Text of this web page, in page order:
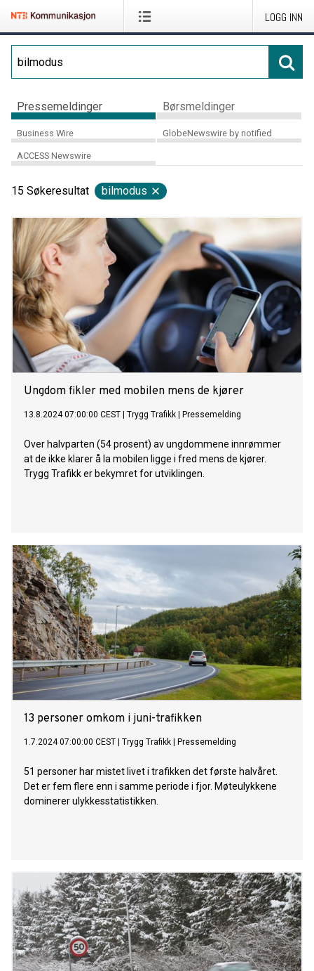
LOGG INN
Pressemeldinger Børsmeldinger
Business Wire GlobeNewswire by notified
ACCESS Newswire
15 Søkeresultat bilmodus
Ungdom fikler med mobilen mens de kjører
13.8.2024 07:00:00 CEST Trygg Trafikk Pressemelding
Over halvparten (54 prosent) av ungdommene innrømmer
at de ikke klarer å la mobilen ligge i fred mens de kjører.
Trygg Trafikk er bekymret for utviklingen.
13 personer omkom i juni-trafikken
1.7.2024 07:00:00 CEST Trygg Trafikk Pressemelding
51 personer har mistet livet i trafikken det første halvåret.
Det er fem flere enn i samme periode i fjor. Møteulykkene
dominerer ulykkesstatistikken.